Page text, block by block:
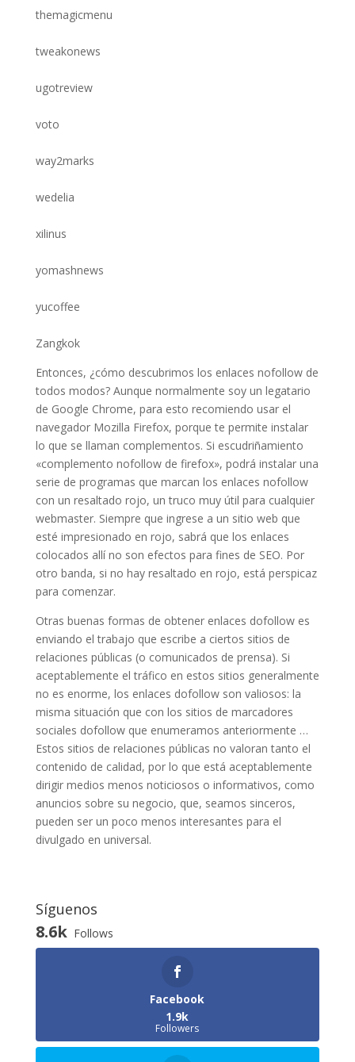
themagicmenu
tweakonews
ugotreview
voto
way2marks
wedelia
xilinus
yomashnews
yucoffee
Zangkok
Entonces, ¿cómo descubrimos los enlaces nofollow de
todos modos? Aunque normalmente soy un legatario
de Google Chrome, para esto recomiendo usar el
navegador Mozilla Firefox, porque te permite instalar
lo que se llaman complementos. Si escudriñamiento
«complemento nofollow de firefox», podrá instalar una
serie de programas que marcan los enlaces nofollow
con un resaltado rojo, un truco muy útil para cualquier
webmaster. Siempre que ingrese a un sitio web que
esté impresionado en rojo, sabrá que los enlaces
colocados allí no son efectos para fines de SEO. Por
otro banda, si no hay resaltado en rojo, está perspicaz
para comenzar.
Otras buenas formas de obtener enlaces dofollow es
enviando el trabajo que escribe a ciertos sitios de
relaciones públicas (o comunicados de prensa). Si
aceptablemente el tráfico en estos sitios generalmente
no es enorme, los enlaces dofollow son valiosos: la
misma situación que con los sitios de marcadores
sociales dofollow que enumeramos anteriormente …
Estos sitios de relaciones públicas no valoran tanto el
contenido de calidad, por lo que está aceptablemente
dirigir medios menos noticiosos o informativos, como
anuncios sobre su negocio, que, seamos sinceros,
pueden ser un poco menos interesantes para el
divulgado en universal.
Síguenos
8.6k Follows
Facebook
1.9k
Followers